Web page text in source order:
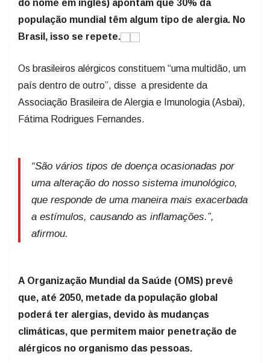
do nome em inglês) apontam que 30% da
população mundial têm algum tipo de alergia. No
Brasil, isso se repete.
Os brasileiros alérgicos constituem “uma multidão, um
país dentro de outro”, disse a presidente da
Associação Brasileira de Alergia e Imunologia (Asbai),
Fátima Rodrigues Fernandes.
“São vários tipos de doença ocasionadas por
uma alteração do nosso sistema imunológico,
que responde de uma maneira mais exacerbada
a estímulos, causando as inflamações.”,
afirmou.
A Organização Mundial da Saúde (OMS) prevê
que, até 2050, metade da população global
poderá ter alergias, devido às mudanças
climáticas, que permitem maior penetração de
alérgicos no organismo das pessoas.